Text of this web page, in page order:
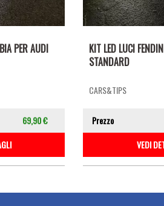
PER AUDI
69,90 €
KIT LED LUCI
STANDARD
CARS&TIPS
Prezzo
VEDI